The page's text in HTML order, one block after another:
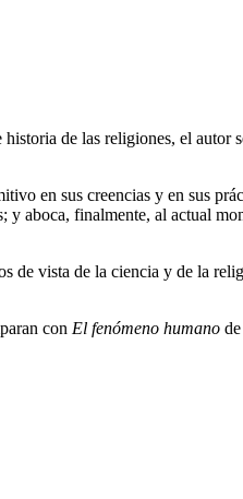
de las religiones, el autor
en sus creencias y en sus
y aboca, finalmente, al actual
de vista de la ciencia y de la
con El fenómeno humano de